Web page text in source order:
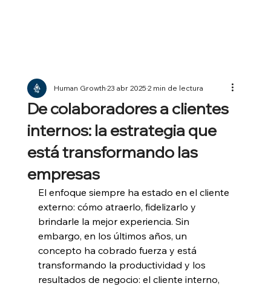
De colaboradores a clientes
internos: la estrategia que
está transformando las
empresas
Human Growth23 abr 20252 min de lectura
El enfoque siempre ha estado en el cliente
externo: cómo atraerlo, fidelizarlo y
brindarle la mejor experiencia. Sin
embargo, en los últimos años, un
concepto ha cobrado fuerza y está
transformando la productividad y los
resultados de negocio: el cliente interno,